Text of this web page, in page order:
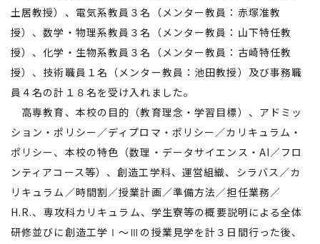
土居教授）、電気系教員３名（メンター教員：赤塚准教
授）、数学・物理系教員３名（メンター教員：山下特任教
授）、化学・生物系教員３名（メンター教員：古崎特任教
授）、技術職員１名（メンター教員：池田教授）及び事務職
員４名の計１８名を受け入れました。
高専教育、本校の目的（教育理念・学習目標）、アドミッ
ション・ポリシー／ディプロマ・ポリシー／カリキュラム・
ポリシー、本校の特色（数理・データサイエンス・AI／フロ
ンティアコース等）、創造工学科、運営組織、シラバス／カ
リキュラム／時間割／授業計画／準備方法／担任業務／
H.R.、専攻科カリキュラム、学生寮等の概要説明による全体
研修並びに創造工学Ⅰ～Ⅲの授業見学を計３日間行った後、